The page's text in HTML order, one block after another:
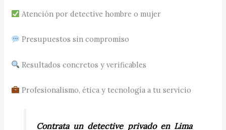
Atención por detective hombre o mujer
Presupuestos sin compromiso
Resultados concretos y verificables
Profesionalismo, ética y tecnología a tu servicio
Contrata un detective privado en Lima